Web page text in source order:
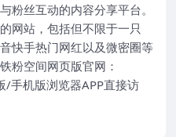
粉丝互动的内容分享平台。
网站，包括但不限于一只
快手热门网红以及微密圈等
粉空间网页版官网：
手机版浏览器APP直接访